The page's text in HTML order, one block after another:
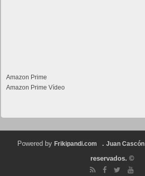
Amazon Prime
Amazon Prime Vídeo
Powered by Frikipandi.com . Juan Cascón
reservados. ©